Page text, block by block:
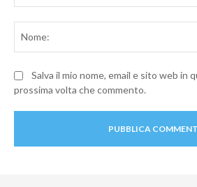
Salva il mio nome, email e sito web in
prossima volta che commento.